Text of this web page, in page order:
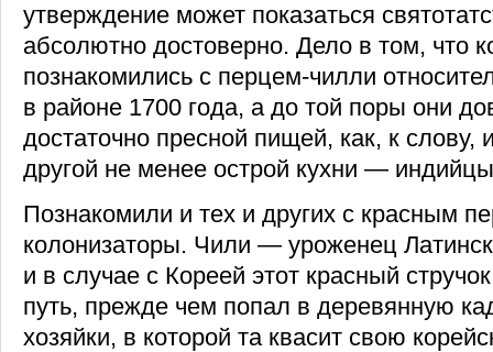
утверждение может показаться
абсолютно достоверно. Дело в том, что
познакомились с перцем-чилли
в районе 1700 года, а до той поры они
достаточно пресной пищей, как, к слову,
другой не менее острой кухни —
Познакомили и тех и других с красным
колонизаторы. Чили — уроженец
и в случае с Кореей этот красный
путь, прежде чем попал в деревянную
хозяйки, в которой та квасит свою